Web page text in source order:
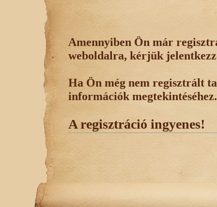
Amennyiben Ön már
weboldalra, kérjük
Ha Ön még nem regisztrált
információk megtekintéséhez.
A regisztráció ingyenes!